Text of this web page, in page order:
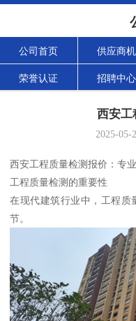
公司首页 供应商机
荣誉认证 招聘中心
西安
2025-05-
西安工程质量检测报价：专
工程质量检测的重要性
在现代建筑行业中，工程质
节。